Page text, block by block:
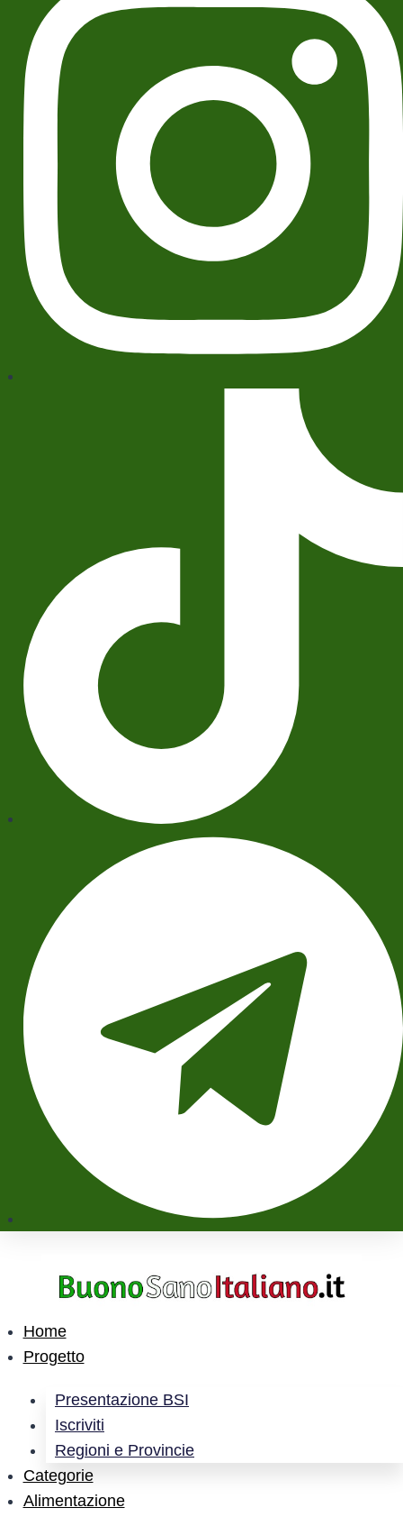
Home
Progetto
Presentazione BSI
Iscriviti
Regioni e Provincie
Categorie
Alimentazione